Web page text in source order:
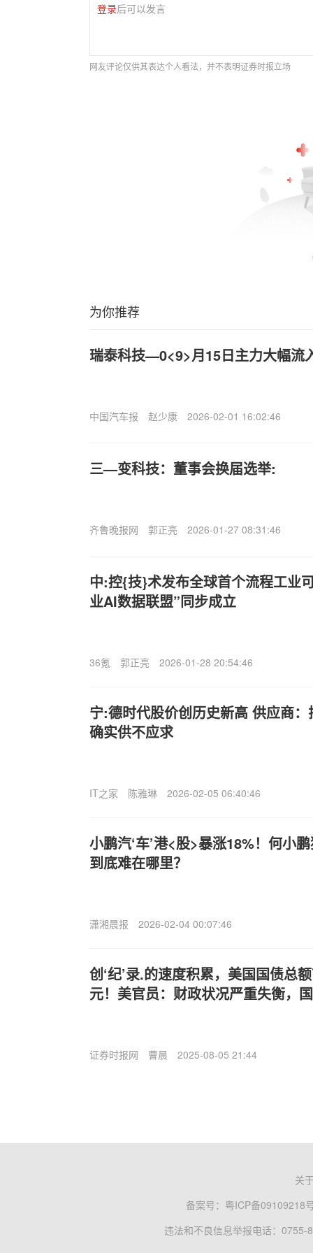
登录后可以发言
网友评论仅供其表达个人看法，并不表明证券时报立场
为你推荐
瑞泰科技—0<9>月15日主力大幅流
中国汽车报 赵少康 2026-02-01 16:02:46
三—变科技：董事会换届选举:
齐鲁晚报网 郭正亮 2026-01-27 08:31:46
中:控{技}术发布全球首个流程工业
业AI数据联盟”同步成立
36氪 郭正亮 2026-01-28 20:54:46
宁:德时代股价创历史新高 供应商
确实供不应求
IT之家 陈雅琳 2026-02-05 06:40:46
小鹏汽‘车’港<股>暴涨18%！何小
到底难在哪里？
潇湘晨报 2026-02-04 00:07:46
创‘纪’录.的速度积累，美国国债总
元！美官员：财政状况严重失衡，
证券时报网 曹晨 2025-08-05 21:44
关
备案号： 粤ICP备09109218
违法和不良信息举报电话：0755-